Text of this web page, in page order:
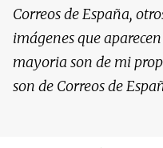
Correos de España,
imágenes que
mayoria son de mi
son de Correos de